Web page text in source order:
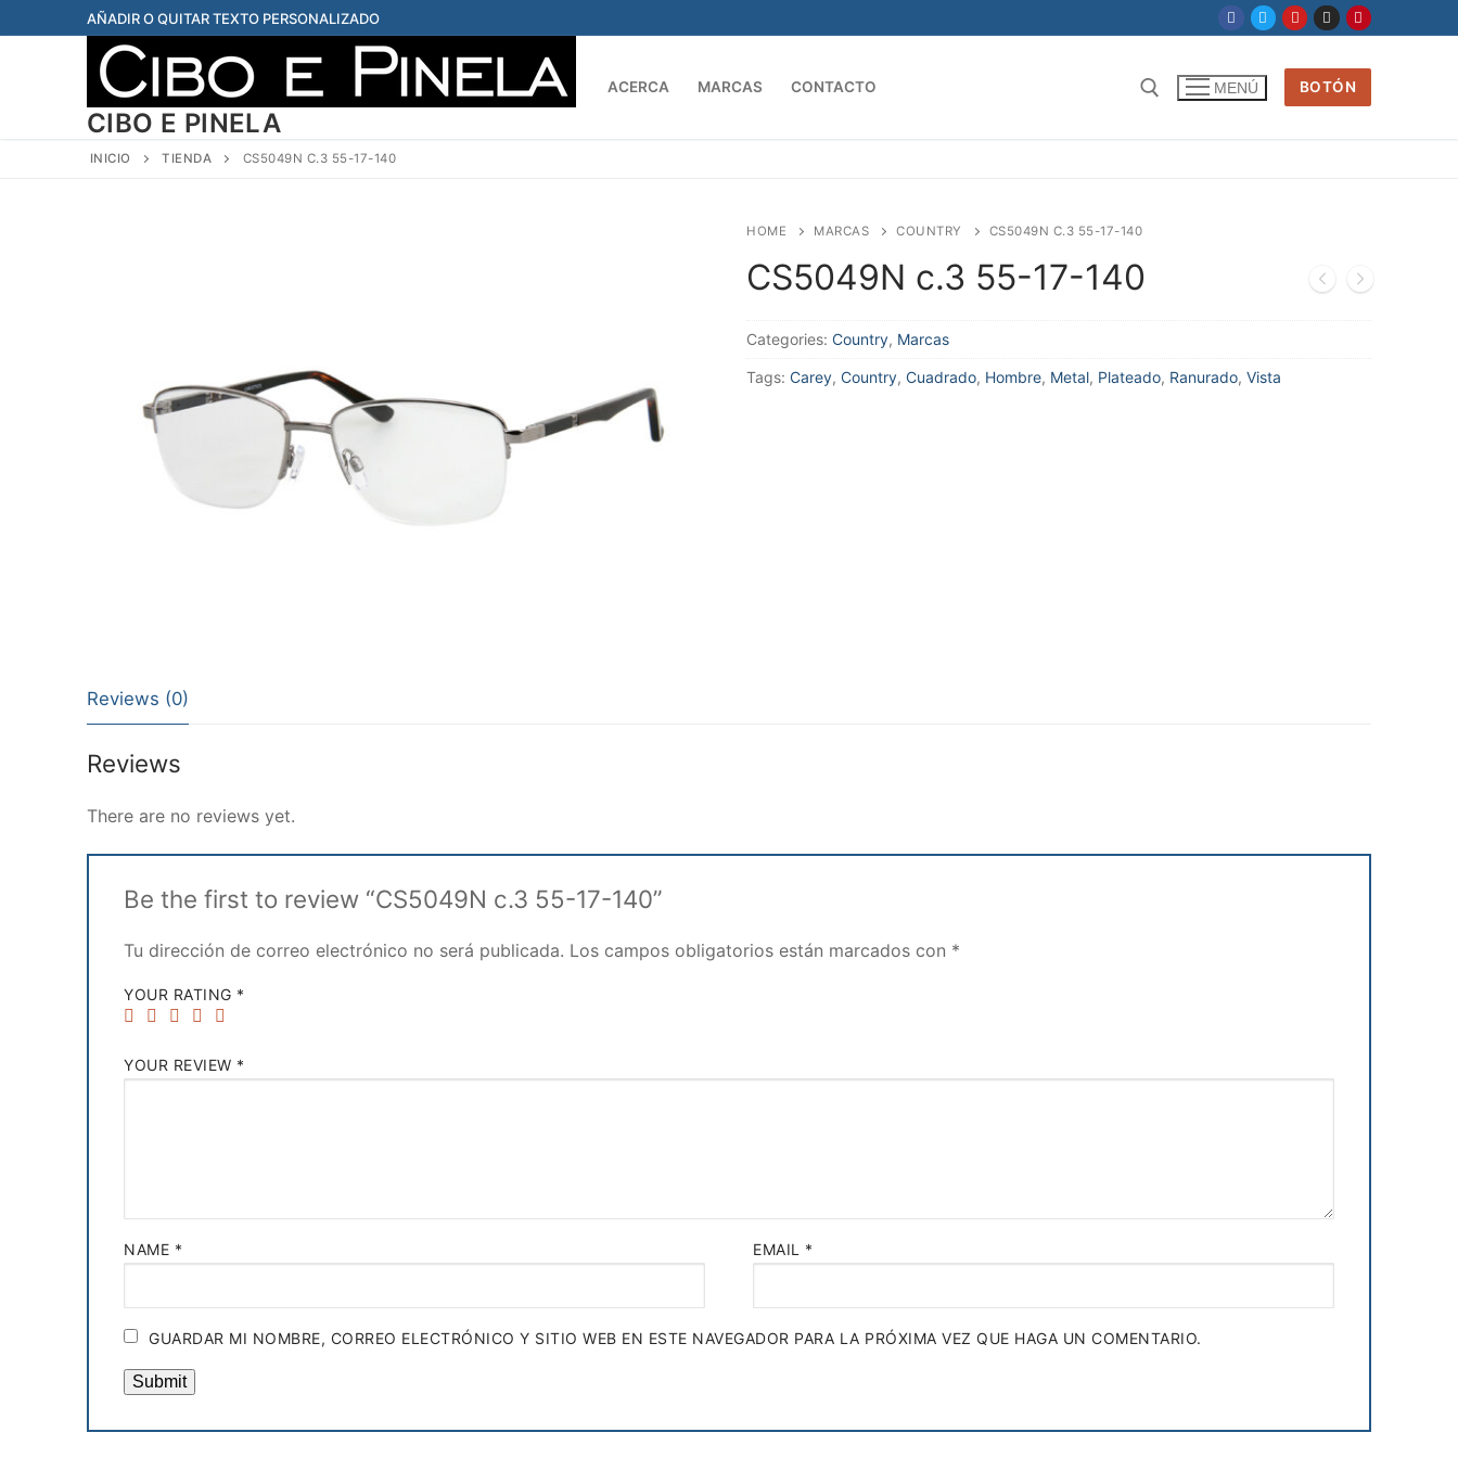
al
AÑADIR O QUITAR TEXTO PERSONALIZADO
CIBO E PINELA
ACERCA MARCAS CONTACTO MENÚ BOTÓN
INICIO TIENDA CS5049N C.3 55-17-140
HOME MARCAS COUNTRY CS5049N C.3 55-17-140
CS5049N c.3 55-17-140
Categories: Country, Marcas
Tags: Carey, Country, Cuadrado, Hombre, Metal, Plateado, Ranurado, Vista
Reviews (0)
Reviews
There are no reviews yet.
Be the first to review “CS5049N c.3 55-17-140”
Tu dirección de correo electrónico no será publicada. Los campos obligatorios están marcados con *
YOUR RATING *
YOUR REVIEW *
NAME * EMAIL *
GUARDAR MI NOMBRE, CORREO ELECTRÓNICO Y SITIO WEB EN ESTE NAVEGADOR PARA LA PRÓXIMA VEZ QUE HAGA UN COMENTARIO.